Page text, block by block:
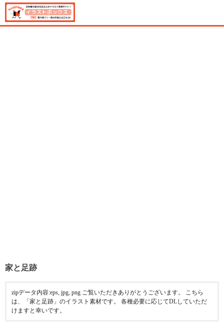
家と足跡
zipデータ内容:eps, jpg, png ご覧いただきありがとうございます。 こちら
は、「家と足跡」のイラスト素材です。 各種必要に応じてDLしていただ
けますと幸いです。